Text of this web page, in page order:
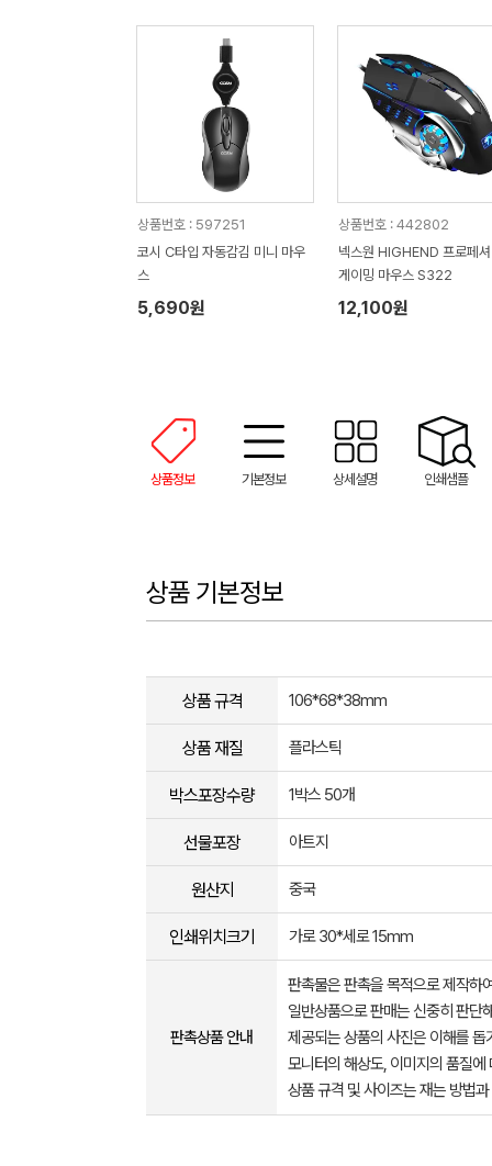
상품번호 : 597251
코시 C타입 자동감김 미니 마우
스
5,690원
상품번호 : 442802
넥스원 HIGHEND 프로페
게이밍 마우스 S322
12,100원
상품정보 기본정보 상세설명 인쇄샘플
상품 기본정보
상품 규격 106*68*38mm
상품 재질 플라스틱
박스포장수량 1박스 50개
선물포장 아트지
원산지 중국
인쇄위치크기 가로 30*세로 15mm
판촉상품 안내
판촉물은 판촉을 목적으로 제작하
일반상품으로 판매는 신중히 판단
제공되는 상품의 사진은 이해를
모니터의 해상도, 이미지의 품질
상품 규격 및 사이즈는 재는 방법